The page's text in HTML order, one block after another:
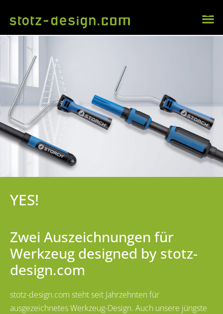
YES!
Zwei Auszeichnungen für
Werkzeug designed by stotz-
design.com
stotz-design.com steht seit Jahrzehnten für
ausgezeichnetes Werkzeug-Design. Auch unsere jüngste
EN